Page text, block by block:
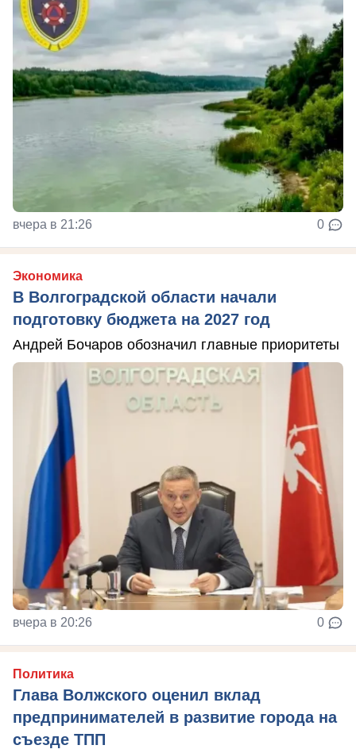
вчера в 21:26 0
Экономика
В Волгоградской области начали
подготовку бюджета на 2027 год
Андрей Бочаров обозначил главные приоритеты
вчера в 20:26 0
Политика
Глава Волжского оценил вклад
предпринимателей в развитие города на
съезде ТПП